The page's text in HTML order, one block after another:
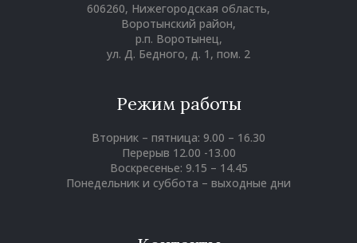
606260, Нижегородская область,
Воротынский район,
р.п. Воротынец,
ул. Д. Бедного, д. 1, пом. 2
Режим работы
Вторник – пятница: 9.00 – 16.30
Перерыв 12.00 -13.00
Воскресенье: 9.15 – 14.45
Понедельник и суббота – выходные дни